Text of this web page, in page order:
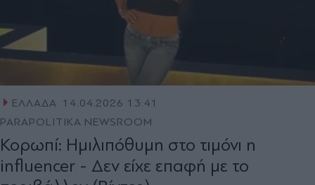
ΕΛΛΑΔΑ 14.04.2026 13:41
PARAPOLITIKA NEWSROOM
Κορωπί: Ημιλιπόθυμη στο τιμόνι η
influencer - Δεν είχε επαφή με το